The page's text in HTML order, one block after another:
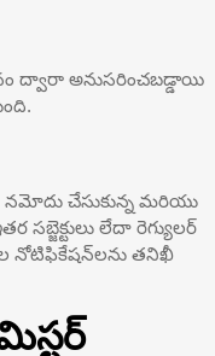
ద్వారా అనుసరించబడ్డాయి
నమోదు చేసుకున్న మరియు
లేదా రెగ్యులర్
నోటిఫికేషన్‌లను తనిఖీ